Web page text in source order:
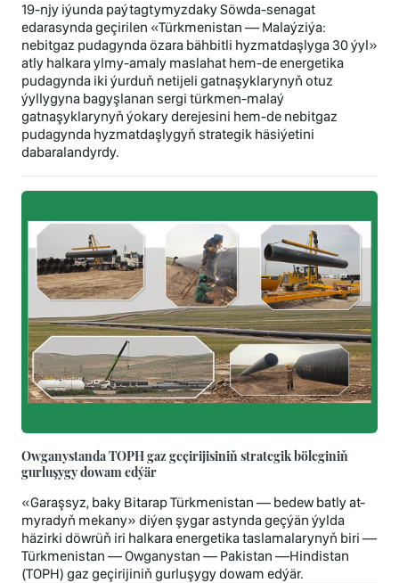
19-njy iýunda paýtagtymyzdaky Söwda-senagat
edarasynda geçirilen «Türkmenistan — Malaýziýa:
nebitgaz pudagynda özara bähbitli hyzmatdaşlyga 30 ýyl»
atly halkara ylmy-amaly maslahat hem-de energetika
pudagynda iki ýurduň netijeli gatnaşyklarynyň otuz
ýyllygyna bagyşlanan sergi türkmen-malaý
gatnaşyklarynyň ýokary derejesini hem-de nebitgaz
pudagynda hyzmatdaşlygyň strategik häsiýetini
dabaralandyrdy.
Owganystanda TOPH gaz geçirijisiniň strategik böleginiň
gurluşygy dowam edýär
«Garaşsyz, baky Bitarap Türkmenistan — bedew batly at-
myradyň mekany» diýen şygar astynda geçýän ýylda
häzirki döwrüň iri halkara energetika taslamalarynyň biri —
Türkmenistan — Owganystan — Pakistan —Hindistan
(TOPH) gaz geçirijiniň gurluşygy dowam edýär.